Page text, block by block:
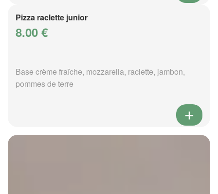
Pizza raclette junior
8.00 €
Base crème fraîche, mozzarella, raclette, jambon,
pommes de terre